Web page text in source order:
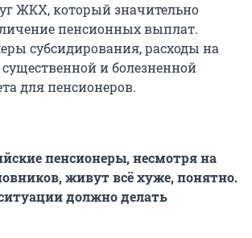
ЖКХ, который значительно
пенсионных выплат.
субсидирования, расходы на
и болезненной
для пенсионеров.
пенсионеры, несмотря на
живут всё хуже, понятно.
должно делать